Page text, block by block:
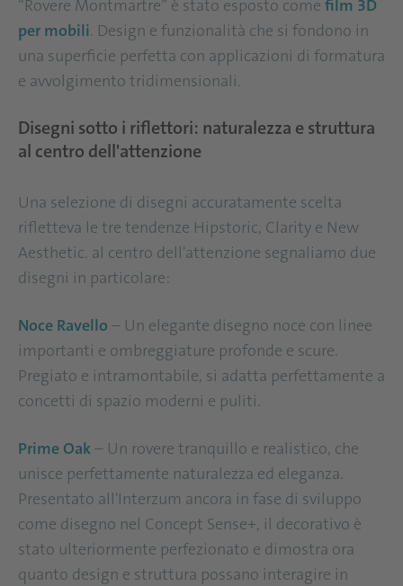
“Rovere Montmartre” è stato esposto come film 3D
per mobili. Design e funzionalità che si fondono in
una superficie perfetta con applicazioni di formatura
e avvolgimento tridimensionali.
Disegni sotto i riflettori: naturalezza e struttura
al centro dell'attenzione
Una selezione di disegni accuratamente scelta
rifletteva le tre tendenze Hipstoric, Clarity e New
Aesthetic. al centro dell'attenzione segnaliamo due
disegni in particolare:
Noce Ravello – Un elegante disegno noce con linee
importanti e ombreggiature profonde e scure.
Pregiato e intramontabile, si adatta perfettamente a
concetti di spazio moderni e puliti.
Prime Oak– Un rovere tranquillo e realistico, che
unisce perfettamente naturalezza ed eleganza.
Presentato all'Interzum ancora in fase di sviluppo
come disegno nel Concept Sense+, il decorativo è
stato ulteriormente perfezionato e dimostra ora
quanto design e struttura possano interagire in